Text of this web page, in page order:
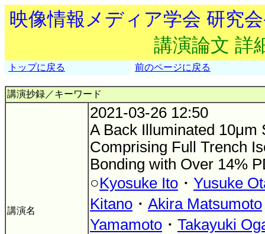
映像情報メディア学会 研究
講演論文 詳
トップに戻る 前のページに戻る
講演抄録／キーワード
講演名
2021-03-26 12:50
A Back Illuminated 10μm
Comprising Full Trench
Bonding with Over 14%
○Kyosuke Ito ・ Yusuke
Kitano ・ Akira Matsumoto
Yamamoto ・ Takayuki